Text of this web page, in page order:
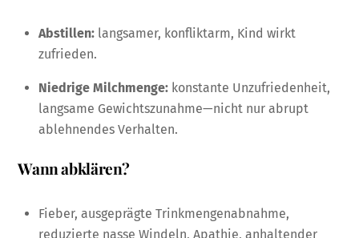
Abstillen: langsamer, konfliktarm, Kind wirkt
zufrieden.
Niedrige Milchmenge: konstante Unzufriedenheit,
langsame Gewichtszunahme—nicht nur abrupt
ablehnendes Verhalten.
Wann abklären?
Fieber, ausgeprägte Trinkmengenabnahme,
reduzierte nasse Windeln, Apathie, anhaltender